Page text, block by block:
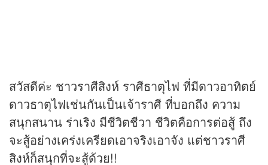
สวัสดีค่ะ ชาวราศีสิงห์ ราศีธาตุไฟ ที่มีดาวอาทิตย์
ดาวธาตุไฟเช่นกันเป็นเจ้าราศี ที่บอกถึง ความ
สนุกสนาน ร่าเริง มีชีวิตชีวา ชีวิตคือการต่อสู้ ถึง
จะสู้อย่างเคร่งเครียดเอาจริงเอาจัง แต่ชาวราศี
สิงห์ก็สนุกที่จะสู้ด้วย!!